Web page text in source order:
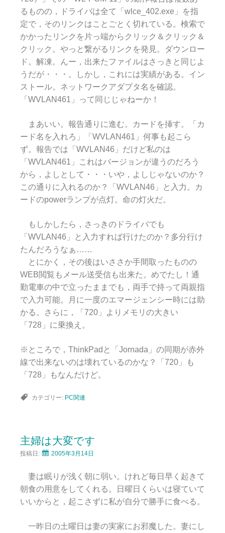
るものの，ドライバは全て「wlce_402.exe」を指
定で，そのリンクはことごとく切れている。検索で
かかったリンクを片っ端からクリック＆クリック＆
クリック。やっと繋がるリンクを発見。ダウンロー
ド。解凍。んー，出来たファイルはさっきと同じよ
うだが・・・。しかし，これには実績がある。イン
ストール。ネットワークアダプタ名を確認。
「WVLAN461」って同じじゃねーか！
まあいい。報告通りに進む。カードを挿す。「カ
ード名を入れろ」「WVLAN461」何事も起こら
ず。報告では「WVLAN46」だけど私のは
「WVLAN461」これはバージョンが違うのだろう
から，よしとして・・・いや，よしじゃないのか？
この通りに入れるのか？「WVLAN46」と入力。カ
ードのpowerランプが点灯。命の灯火だ。
もしかしたら，さっきのドライバでも
「WVLAN46」と入力すれば行けたのか？多分行け
たんだろうなぁ……
とにかく，その後はいささか手間取ったものの
WEB閲覧もメール送受信も出来た。めでたし！通
勤電車の中で立ったままでも，両手で持って両親指
で入力可能。月に一度のエマージェンシー時には助
かる。さらに，「720」よりメモリの大きい
「728」に乗換え。
※ところで，ThinkPadと「Jornada」の同期が赤外
線で出来ないのは壊れているのかな？「720」も
「728」もなんだけど。
カテゴリー: PC関連
主婦は大変です
投稿日: 2005年3月14日
妻は眠りが浅く朝に弱い。けれど毎日早く起きて
朝食の用意をしてくれる。日曜日くらいは寝ていて
いいからと，起こさずに私が自分で勝手に食べる。
一昨日の土曜日は妻の実家にお邪魔した。妻にし